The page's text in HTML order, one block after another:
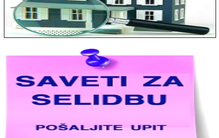
Jelena sa Čukarice: Mogu da pohvalim sve radnike u firmi jer su
stvarno profesionalni. Iselili su moje stvari veoma pažljivo